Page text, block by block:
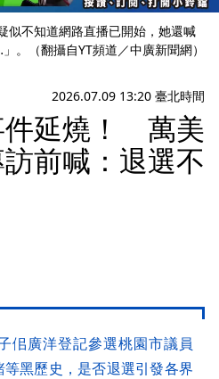
似不知道網路直播已開始，她還喊
。（翻攝自YT頻道／中廣新聞網）
2026.07.09 13:20 臺北時間
件延燒！ 萬美
前喊：退選不
佀廣洋登記參選桃園市議員
黑歷史，是否退選引發各界